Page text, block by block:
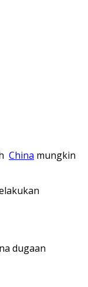
China mungkin
dugaan